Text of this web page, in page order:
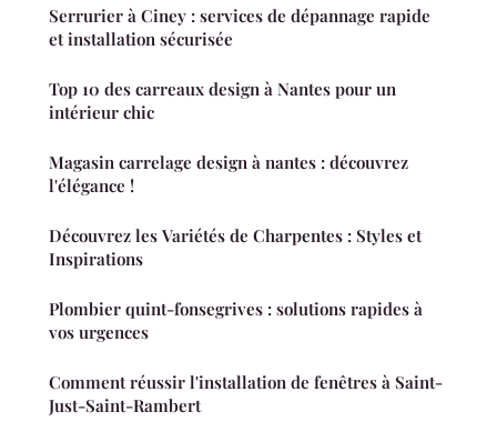
Serrurier à Ciney : services de dépannage rapide
et installation sécurisée
Top 10 des carreaux design à Nantes pour un
intérieur chic
Magasin carrelage design à nantes : découvrez
l'élégance !
Découvrez les Variétés de Charpentes : Styles et
Inspirations
Plombier quint-fonsegrives : solutions rapides à
vos urgences
Comment réussir l'installation de fenêtres à Saint-
Just-Saint-Rambert